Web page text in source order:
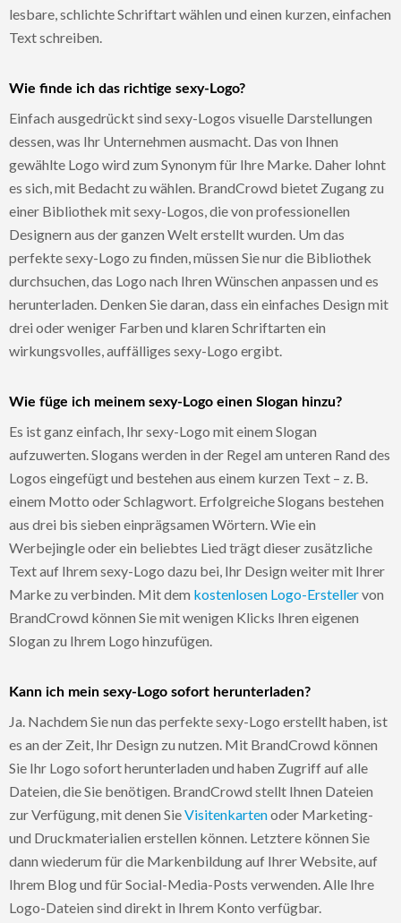
lesbare, schlichte Schriftart wählen und einen kurzen, einfachen
Text schreiben.
Wie finde ich das richtige sexy-Logo?
Einfach ausgedrückt sind sexy-Logos visuelle Darstellungen
dessen, was Ihr Unternehmen ausmacht. Das von Ihnen
gewählte Logo wird zum Synonym für Ihre Marke. Daher lohnt
es sich, mit Bedacht zu wählen. BrandCrowd bietet Zugang zu
einer Bibliothek mit sexy-Logos, die von professionellen
Designern aus der ganzen Welt erstellt wurden. Um das
perfekte sexy-Logo zu finden, müssen Sie nur die Bibliothek
durchsuchen, das Logo nach Ihren Wünschen anpassen und es
herunterladen. Denken Sie daran, dass ein einfaches Design mit
drei oder weniger Farben und klaren Schriftarten ein
wirkungsvolles, auffälliges sexy-Logo ergibt.
Wie füge ich meinem sexy-Logo einen Slogan hinzu?
Es ist ganz einfach, Ihr sexy-Logo mit einem Slogan
aufzuwerten. Slogans werden in der Regel am unteren Rand des
Logos eingefügt und bestehen aus einem kurzen Text – z. B.
einem Motto oder Schlagwort. Erfolgreiche Slogans bestehen
aus drei bis sieben einprägsamen Wörtern. Wie ein
Werbejingle oder ein beliebtes Lied trägt dieser zusätzliche
Text auf Ihrem sexy-Logo dazu bei, Ihr Design weiter mit Ihrer
Marke zu verbinden. Mit dem kostenlosen Logo-Erstellervon
BrandCrowd können Sie mit wenigen Klicks Ihren eigenen
Slogan zu Ihrem Logo hinzufügen.
Kann ich mein sexy-Logo sofort herunterladen?
Ja. Nachdem Sie nun das perfekte sexy-Logo erstellt haben, ist
es an der Zeit, Ihr Design zu nutzen. Mit BrandCrowd können
Sie Ihr Logo sofort herunterladen und haben Zugriff auf alle
Dateien, die Sie benötigen. BrandCrowd stellt Ihnen Dateien
zur Verfügung, mit denen SieVisitenkartenoder Marketing-
und Druckmaterialien erstellen können. Letztere können Sie
dann wiederum für die Markenbildung auf Ihrer Website, auf
Ihrem Blog und für Social-Media-Posts verwenden. Alle Ihre
Logo-Dateien sind direkt in Ihrem Konto verfügbar.